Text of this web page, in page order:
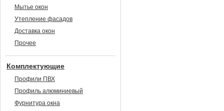
Мытье окон
Утепление фасадов
Доставка окон
Прочее
Комплектующие
Профили ПВХ
Профиль алюминиевый
Фурнитура окна